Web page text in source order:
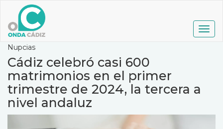
contenido
principal
Nupcias
Cádiz celebró casi 600
matrimonios en el primer
trimestre de 2024, la tercera a
nivel andaluz